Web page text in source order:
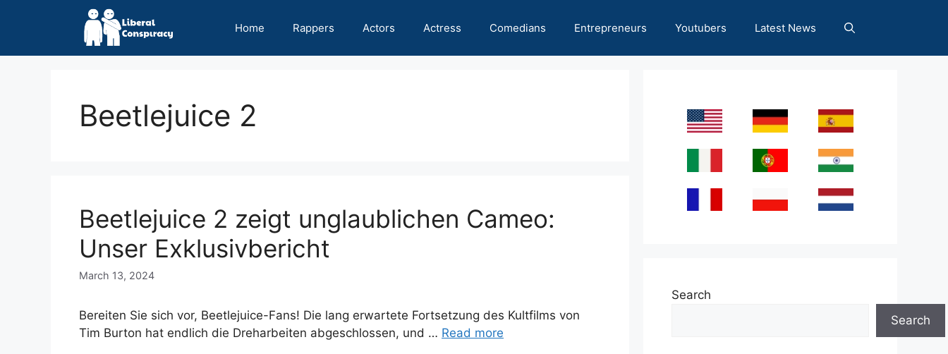
Home Rappers Actors Actress Comedians Entrepreneurs Youtubers Latest News
Beetlejuice 2
Beetlejuice 2 zeigt unglaublichen Cameo:
Unser Exklusivbericht
March 13, 2024
Bereiten Sie sich vor, Beetlejuice-Fans! Die lang erwartete Fortsetzung des Kultfilms von
Tim Burton hat endlich die Dreharbeiten abgeschlossen, und … Read more
Search
Search